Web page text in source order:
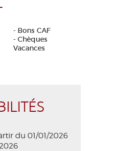
- Bons CAF
- Chèques
Vacances
du 01/01/2026